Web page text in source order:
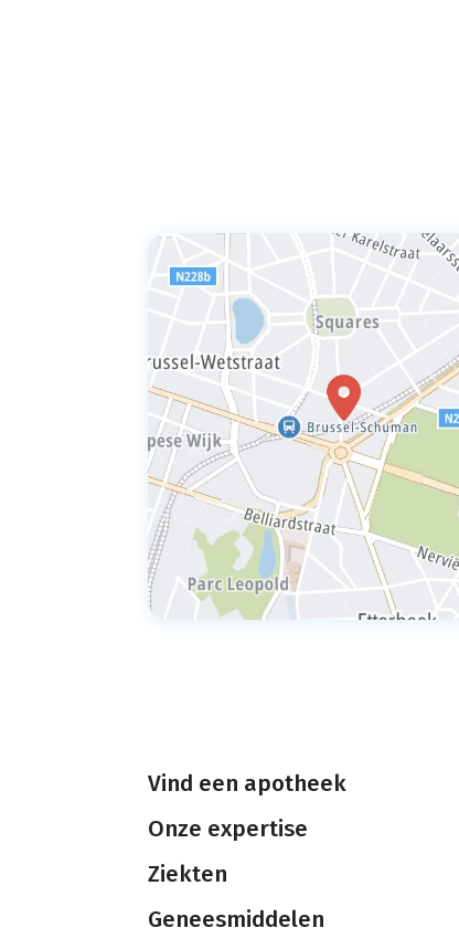
Vind een apotheek
Onze expertise
Ziekten
Geneesmiddelen